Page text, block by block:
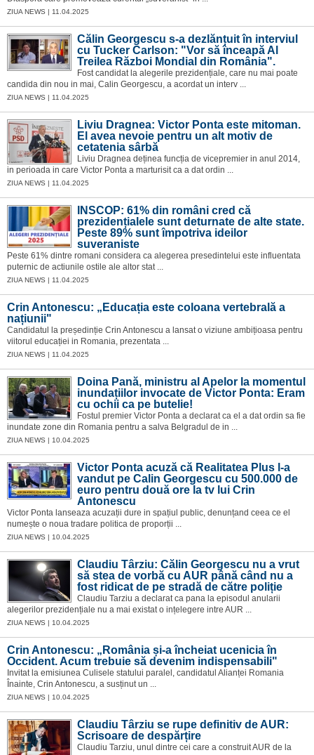
ZIUA NEWS | 11.04.2025
Călin Georgescu s-a dezlănțuit în interviul
cu Tucker Carlson: "Vor să înceapă Al
Treilea Război Mondial din România".
Fost candidat la alegerile prezidențiale, care nu mai poate
candida din nou in mai, Calin Georgescu, a acordat un interv ...
ZIUA NEWS | 11.04.2025
Liviu Dragnea: Victor Ponta este mitoman.
El avea nevoie pentru un alt motiv de
cetatenia sârbă
Liviu Dragnea deținea funcția de vicepremier in anul 2014,
in perioada in care Victor Ponta a marturisit ca a dat ordin ...
ZIUA NEWS | 11.04.2025
INSCOP: 61% din români cred că
prezidențialele sunt deturnate de alte state.
Peste 89% sunt împotriva ideilor
suveraniste
Peste 61% dintre romani considera ca alegerea presedintelui este influentata
puternic de actiunile ostile ale altor stat ...
ZIUA NEWS | 11.04.2025
Crin Antonescu: „Educația este coloana vertebrală a
națiunii"
Candidatul la președinție Crin Antonescu a lansat o viziune ambițioasa pentru
viitorul educației in Romania, prezentata ...
ZIUA NEWS | 11.04.2025
Doina Pană, ministru al Apelor la momentul
inundațiilor invocate de Victor Ponta: Eram
cu ochii ca pe butelie!
Fostul premier Victor Ponta a declarat ca el a dat ordin sa fie
inundate zone din Romania pentru a salva Belgradul de in ...
ZIUA NEWS | 10.04.2025
Victor Ponta acuză că Realitatea Plus l-a
vandut pe Calin Georgescu cu 500.000 de
euro pentru două ore la tv lui Crin
Antonescu
Victor Ponta lanseaza acuzații dure in spațiul public, denunțand ceea ce el
numește o noua tradare politica de proporții ...
ZIUA NEWS | 10.04.2025
Claudiu Târziu: Călin Georgescu nu a vrut
să stea de vorbă cu AUR până când nu a
fost ridicat de pe stradă de către poliție
Claudiu Tarziu a declarat ca pana la episodul anularii
alegerilor prezidențiale nu a mai existat o ințelegere intre AUR ...
ZIUA NEWS | 10.04.2025
Crin Antonescu: „România și-a încheiat ucenicia în
Occident. Acum trebuie să devenim indispensabili"
Invitat la emisiunea Culisele statului paralel, candidatul Alianței Romania
Înainte, Crin Antonescu, a susținut un ...
ZIUA NEWS | 10.04.2025
Claudiu Târziu se rupe definitiv de AUR:
Scrisoare de despărțire
Claudiu Tarziu, unul dintre cei care a construit AUR de la